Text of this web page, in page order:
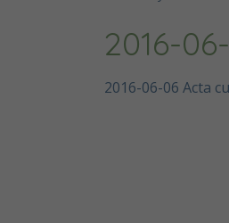
2016-
2016-06-06 Acta